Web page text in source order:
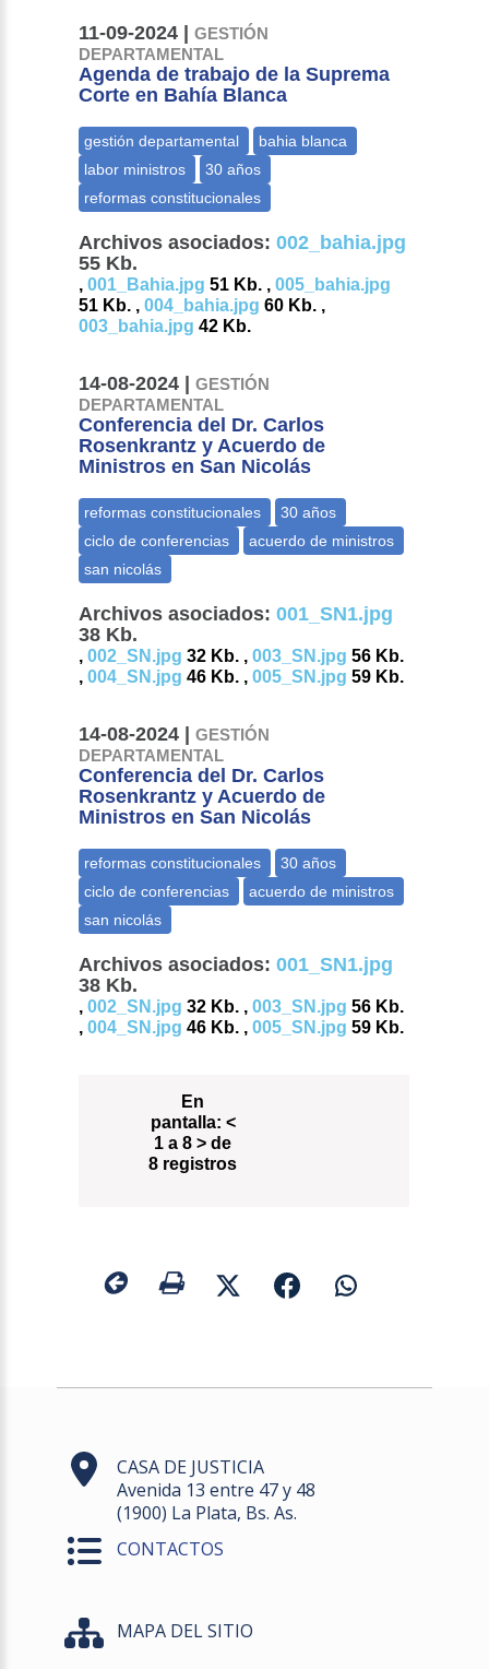
11-09-2024 |GESTIÓN
DEPARTAMENTAL
Agenda de trabajo de la Suprema
Corte en Bahía Blanca
Archivos asociados: 002_bahia.jpg
55 Kb.
,001_Bahia.jpg 51 Kb. ,005_bahia.jpg
51 Kb. ,004_bahia.jpg 60 Kb. ,
003_bahia.jpg 42 Kb.
14-08-2024 |GESTIÓN
DEPARTAMENTAL
Conferencia del Dr. Carlos
Rosenkrantz y Acuerdo de
Ministros en San Nicolás
Archivos asociados: 001_SN1.jpg
38 Kb.
,002_SN.jpg 32 Kb. ,003_SN.jpg 56 Kb.
,004_SN.jpg 46 Kb. ,005_SN.jpg 59 Kb.
14-08-2024 |GESTIÓN
DEPARTAMENTAL
Conferencia del Dr. Carlos
Rosenkrantz y Acuerdo de
Ministros en San Nicolás
Archivos asociados: 001_SN1.jpg
38 Kb.
,002_SN.jpg 32 Kb. ,003_SN.jpg 56 Kb.
,004_SN.jpg 46 Kb. ,005_SN.jpg 59 Kb.
En
pantalla: <
1 a 8 > de
8 registros
CASA DE JUSTICIA
Avenida 13 entre 47 y 48
(1900) La Plata, Bs. As.
CONTACTOS
MAPA DEL SITIO